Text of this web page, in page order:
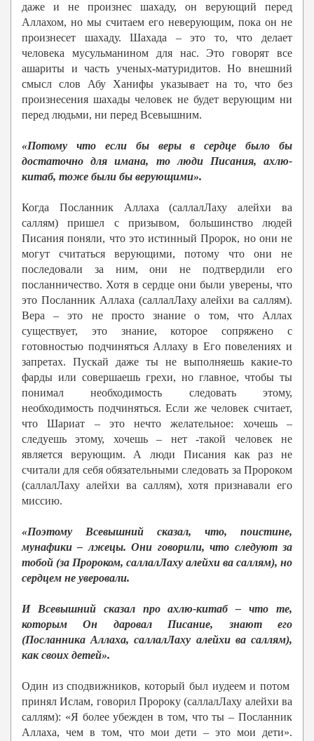
даже и не произнес шахаду, он верующий перед
Аллахом, но мы считаем его неверующим, пока он не
произнесет шахаду. Шахада – это то, что делает
человека мусульманином для нас. Это говорят все
ашариты и часть ученых-матуридитов. Но внешний
смысл слов Абу Ханифы указывает на то, что без
произнесения шахады человек не будет верующим ни
перед людьми, ни перед Всевышним.
«Потому что если бы веры в сердце было бы
достаточно для имана, то люди Писания, ахлю-
китаб, тоже были бы верующими».
Когда Посланник Аллаха (саллалЛаху алейхи ва
саллям) пришел с призывом, большинство людей
Писания поняли, что это истинный Пророк, но они не
могут считаться верующими, потому что они не
последовали за ним, они не подтвердили его
посланничество. Хотя в сердце они были уверены, что
это Посланник Аллаха (саллалЛаху алейхи ва саллям).
Вера – это не просто знание о том, что Аллах
существует, это знание, которое сопряжено с
готовностью подчиняться Аллаху в Его повелениях и
запретах. Пускай даже ты не выполняешь какие-то
фарды или совершаешь грехи, но главное, чтобы ты
понимал необходимость следовать этому,
необходимость подчиняться. Если же человек считает,
что Шариат – это нечто желательное: хочешь –
следуешь этому, хочешь – нет -такой человек не
является верующим. А люди Писания как раз не
считали для себя обязательными следовать за Пророком
(саллалЛаху алейхи ва саллям), хотя признавали его
миссию.
«Поэтому Всевышний сказал, что, поистине,
мунафики – лжецы. Они говорили, что следуют за
тобой (за Пророком, саллалЛаху алейхи ва саллям), но
сердцем не уверовали.
И Всевышний сказал про ахлю-китаб – что те,
которым Он даровал Писание, знают его
(Посланника Аллаха, саллалЛаху алейхи ва саллям),
как своих детей».
Один из сподвижников, который был иудеем и потом
принял Ислам, говорил Пророку (саллалЛаху алейхи ва
саллям): «Я более убежден в том, что ты – Посланник
Аллаха, чем в том, что мои дети – это мои дети».